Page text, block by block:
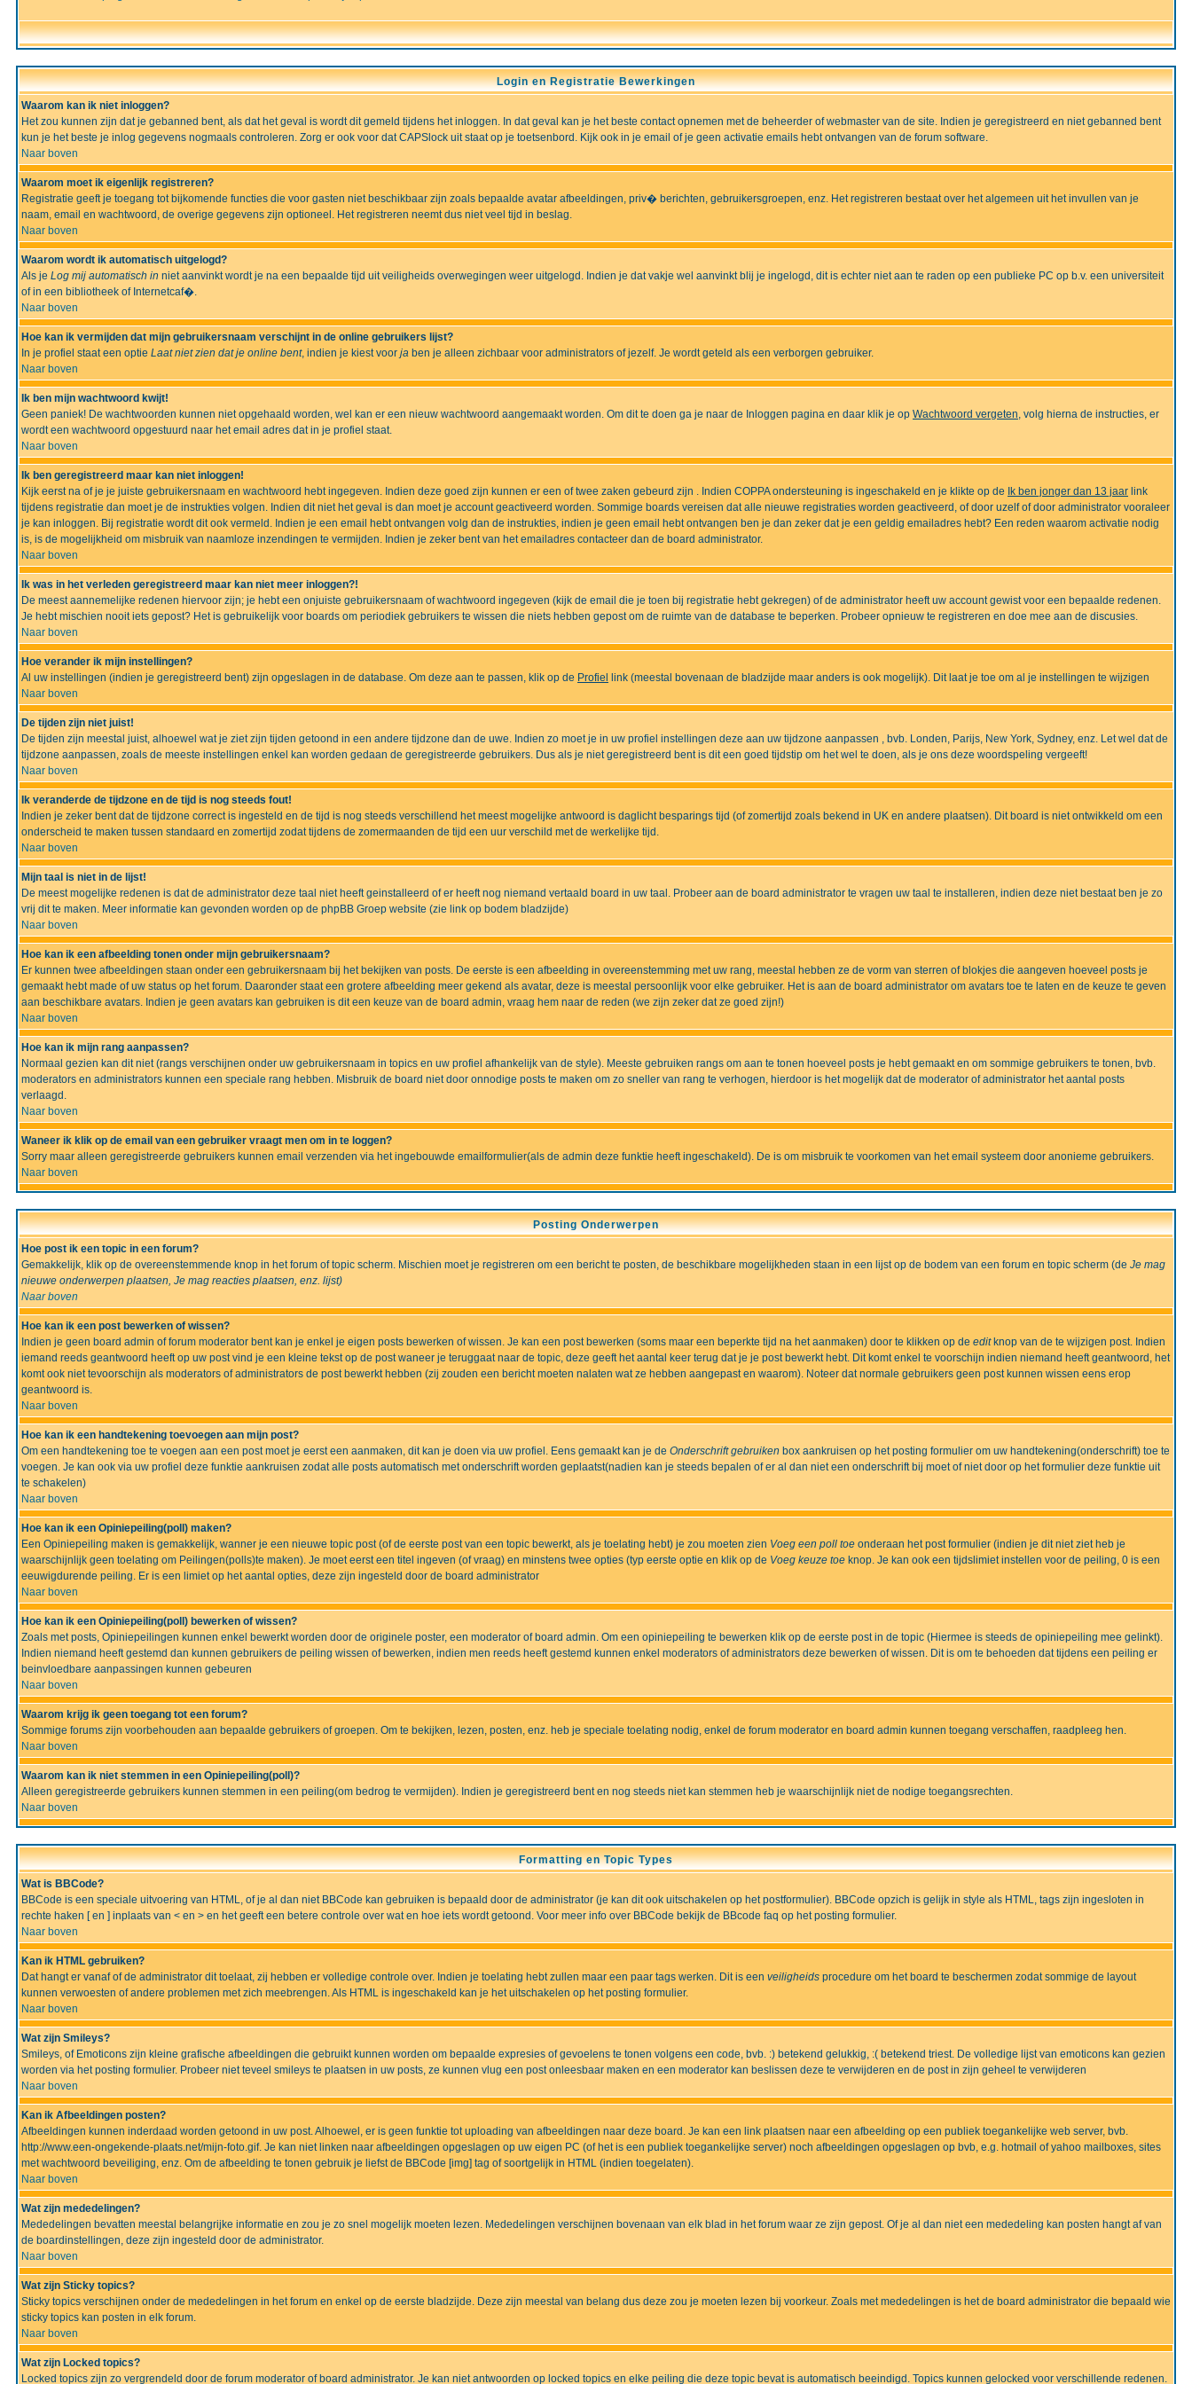
Login en Registratie Bewerkingen
Waarom kan ik niet inloggen?
Het zou kunnen zijn dat je gebanned bent, als dat het geval is wordt dit gemeld tijdens het inloggen. In dat geval kan je het beste contact opnemen met de beheerder of webmaster van de site. Indien je geregistreerd en niet gebanned bent
kun je het beste je inlog gegevens nogmaals controleren. Zorg er ook voor dat CAPSlock uit staat op je toetsenbord. Kijk ook in je email of je geen activatie emails hebt ontvangen van de forum software.
Naar boven
Waarom moet ik eigenlijk registreren?
Registratie geeft je toegang tot bijkomende functies die voor gasten niet beschikbaar zijn zoals bepaalde avatar afbeeldingen, priv� berichten, gebruikersgroepen, enz. Het registreren bestaat over het algemeen uit het invullen van je
naam, email en wachtwoord, de overige gegevens zijn optioneel. Het registreren neemt dus niet veel tijd in beslag.
Naar boven
Waarom wordt ik automatisch uitgelogd?
Als je Log mij automatisch in niet aanvinkt wordt je na een bepaalde tijd uit veiligheids overwegingen weer uitgelogd. Indien je dat vakje wel aanvinkt blij je ingelogd, dit is echter niet aan te raden op een publieke PC op b.v. een universiteit
of in een bibliotheek of Internetcaf�.
Naar boven
Hoe kan ik vermijden dat mijn gebruikersnaam verschijnt in de online gebruikers lijst?
In je profiel staat een optie Laat niet zien dat je online bent, indien je kiest voor ja ben je alleen zichbaar voor administrators of jezelf. Je wordt geteld als een verborgen gebruiker.
Naar boven
Ik ben mijn wachtwoord kwijt!
Geen paniek! De wachtwoorden kunnen niet opgehaald worden, wel kan er een nieuw wachtwoord aangemaakt worden. Om dit te doen ga je naar de Inloggen pagina en daar klik je op Wachtwoord vergeten, volg hierna de instructies, er
wordt een wachtwoord opgestuurd naar het email adres dat in je profiel staat.
Naar boven
Ik ben geregistreerd maar kan niet inloggen!
Kijk eerst na of je je juiste gebruikersnaam en wachtwoord hebt ingegeven. Indien deze goed zijn kunnen er een of twee zaken gebeurd zijn . Indien COPPA ondersteuning is ingeschakeld en je klikte op de Ik ben jonger dan 13 jaar link
tijdens registratie dan moet je de instrukties volgen. Indien dit niet het geval is dan moet je account geactiveerd worden. Sommige boards vereisen dat alle nieuwe registraties worden geactiveerd, of door uzelf of door administrator vooraleer
je kan inloggen. Bij registratie wordt dit ook vermeld. Indien je een email hebt ontvangen volg dan de instrukties, indien je geen email hebt ontvangen ben je dan zeker dat je een geldig emailadres hebt? Een reden waarom activatie nodig
is, is de mogelijkheid om misbruik van naamloze inzendingen te vermijden. Indien je zeker bent van het emailadres contacteer dan de board administrator.
Naar boven
Ik was in het verleden geregistreerd maar kan niet meer inloggen?!
De meest aannemelijke redenen hiervoor zijn; je hebt een onjuiste gebruikersnaam of wachtwoord ingegeven (kijk de email die je toen bij registratie hebt gekregen) of de administrator heeft uw account gewist voor een bepaalde redenen.
Je hebt mischien nooit iets gepost? Het is gebruikelijk voor boards om periodiek gebruikers te wissen die niets hebben gepost om de ruimte van de database te beperken. Probeer opnieuw te registreren en doe mee aan de discusies.
Naar boven
Hoe verander ik mijn instellingen?
Al uw instellingen (indien je geregistreerd bent) zijn opgeslagen in de database. Om deze aan te passen, klik op de Profiel
link (meestal bovenaan de bladzijde maar anders is ook mogelijk). Dit laat je toe om al je instellingen te wijzigen
Naar boven
De tijden zijn niet juist!
De tijden zijn meestal juist, alhoewel wat je ziet zijn tijden getoond in een andere tijdzone dan de uwe. Indien zo moet je in uw profiel instellingen deze aan uw tijdzone aanpassen , bvb. Londen, Parijs, New York, Sydney, enz. Let wel dat de
tijdzone aanpassen, zoals de meeste instellingen enkel kan worden gedaan de geregistreerde gebruikers. Dus als je niet geregistreerd bent is dit een goed tijdstip om het wel te doen, als je ons deze woordspeling vergeeft!
Naar boven
Ik veranderde de tijdzone en de tijd is nog steeds fout!
Indien je zeker bent dat de tijdzone correct is ingesteld en de tijd is nog steeds verschillend het meest mogelijke antwoord is daglicht besparings tijd (of zomertijd zoals bekend in UK en andere plaatsen). Dit board is niet ontwikkeld om een
onderscheid te maken tussen standaard en zomertijd zodat tijdens de zomermaanden de tijd een uur verschild met de werkelijke tijd.
Naar boven
Mijn taal is niet in de lijst!
De meest mogelijke redenen is dat de administrator deze taal niet heeft geinstalleerd of er heeft nog niemand vertaald board in uw taal. Probeer aan de board administrator te vragen uw taal te installeren, indien deze niet bestaat ben je zo
vrij dit te maken. Meer informatie kan gevonden worden op de phpBB Groep website (zie link op bodem bladzijde)
Naar boven
Hoe kan ik een afbeelding tonen onder mijn gebruikersnaam?
Er kunnen twee afbeeldingen staan onder een gebruikersnaam bij het bekijken van posts. De eerste is een afbeelding in overeenstemming met uw rang, meestal hebben ze de vorm van sterren of blokjes die aangeven hoeveel posts je
gemaakt hebt made of uw status op het forum. Daaronder staat een grotere afbeelding meer gekend als avatar, deze is meestal persoonlijk voor elke gebruiker. Het is aan de board administrator om avatars toe te laten en de keuze te geven
aan beschikbare avatars. Indien je geen avatars kan gebruiken is dit een keuze van de board admin, vraag hem naar de reden (we zijn zeker dat ze goed zijn!)
Naar boven
Hoe kan ik mijn rang aanpassen?
Normaal gezien kan dit niet (rangs verschijnen onder uw gebruikersnaam in topics en uw profiel afhankelijk van de style). Meeste gebruiken rangs om aan te tonen hoeveel posts je hebt gemaakt en om sommige gebruikers te tonen, bvb.
moderators en administrators kunnen een speciale rang hebben. Misbruik de board niet door onnodige posts te maken om zo sneller van rang te verhogen, hierdoor is het mogelijk dat de moderator of administrator het aantal posts
verlaagd.
Naar boven
Waneer ik klik op de email van een gebruiker vraagt men om in te loggen?
Sorry maar alleen geregistreerde gebruikers kunnen email verzenden via het ingebouwde emailformulier(als de admin deze funktie heeft ingeschakeld). De is om misbruik te voorkomen van het email systeem door anonieme gebruikers.
Naar boven
Posting Onderwerpen
Hoe post ik een topic in een forum?
Gemakkelijk, klik op de overeenstemmende knop in het forum of topic scherm. Mischien moet je registreren om een bericht te posten, de beschikbare mogelijkheden staan in een lijst op de bodem van een forum en topic scherm (de Je mag
nieuwe onderwerpen plaatsen, Je mag reacties plaatsen, enz. lijst)
Naar boven
Hoe kan ik een post bewerken of wissen?
Indien je geen board admin of forum moderator bent kan je enkel je eigen posts bewerken of wissen. Je kan een post bewerken (soms maar een beperkte tijd na het aanmaken) door te klikken op de editknop van de te wijzigen post. Indien
iemand reeds geantwoord heeft op uw post vind je een kleine tekst op de post waneer je teruggaat naar de topic, deze geeft het aantal keer terug dat je je post bewerkt hebt. Dit komt enkel te voorschijn indien niemand heeft geantwoord, het
komt ook niet tevoorschijn als moderators of administrators de post bewerkt hebben (zij zouden een bericht moeten nalaten wat ze hebben aangepast en waarom). Noteer dat normale gebruikers geen post kunnen wissen eens erop
geantwoord is.
Naar boven
Hoe kan ik een handtekening toevoegen aan mijn post?
Om een handtekening toe te voegen aan een post moet je eerst een aanmaken, dit kan je doen via uw profiel. Eens gemaakt kan je de Onderschrift gebruiken box aankruisen op het posting formulier om uw handtekening(onderschrift) toe te
voegen. Je kan ook via uw profiel deze funktie aankruisen zodat alle posts automatisch met onderschrift worden geplaatst(nadien kan je steeds bepalen of er al dan niet een onderschrift bij moet of niet door op het formulier deze funktie uit
te schakelen)
Naar boven
Hoe kan ik een Opiniepeiling(poll) maken?
Een Opiniepeiling maken is gemakkelijk, wanner je een nieuwe topic post (of de eerste post van een topic bewerkt, als je toelating hebt) je zou moeten zien Voeg een poll toe onderaan het post formulier (indien je dit niet ziet heb je
waarschijnlijk geen toelating om Peilingen(polls)te maken). Je moet eerst een titel ingeven (of vraag) en minstens twee opties (typ eerste optie en klik op de Voeg keuze toe knop. Je kan ook een tijdslimiet instellen voor de peiling, 0 is een
eeuwigdurende peiling. Er is een limiet op het aantal opties, deze zijn ingesteld door de board administrator
Naar boven
Hoe kan ik een Opiniepeiling(poll) bewerken of wissen?
Zoals met posts, Opiniepeilingen kunnen enkel bewerkt worden door de originele poster, een moderator of board admin. Om een opiniepeiling te bewerken klik op de eerste post in de topic (Hiermee is steeds de opiniepeiling mee gelinkt).
Indien niemand heeft gestemd dan kunnen gebruikers de peiling wissen of bewerken, indien men reeds heeft gestemd kunnen enkel moderators of administrators deze bewerken of wissen. Dit is om te behoeden dat tijdens een peiling er
beinvloedbare aanpassingen kunnen gebeuren
Naar boven
Waarom krijg ik geen toegang tot een forum?
Sommige forums zijn voorbehouden aan bepaalde gebruikers of groepen. Om te bekijken, lezen, posten, enz. heb je speciale toelating nodig, enkel de forum moderator en board admin kunnen toegang verschaffen, raadpleeg hen.
Naar boven
Waarom kan ik niet stemmen in een Opiniepeiling(poll)?
Alleen geregistreerde gebruikers kunnen stemmen in een peiling(om bedrog te vermijden). Indien je geregistreerd bent en nog steeds niet kan stemmen heb je waarschijnlijk niet de nodige toegangsrechten.
Naar boven
Formatting en Topic Types
Wat is BBCode?
BBCode is een speciale uitvoering van HTML, of je al dan niet BBCode kan gebruiken is bepaald door de administrator (je kan dit ook uitschakelen op het postformulier). BBCode opzich is gelijk in style als HTML, tags zijn ingesloten in
rechte haken [ en ] inplaats van < en > en het geeft een betere controle over wat en hoe iets wordt getoond. Voor meer info over BBCode bekijk de BBcode faq op het posting formulier.
Naar boven
Kan ik HTML gebruiken?
Dat hangt er vanaf of de administrator dit toelaat, zij hebben er volledige controle over. Indien je toelating hebt zullen maar een paar tags werken. Dit is een veiligheids procedure om het board te beschermen zodat sommige de layout
kunnen verwoesten of andere problemen met zich meebrengen. Als HTML is ingeschakeld kan je het uitschakelen op het posting formulier.
Naar boven
Wat zijn Smileys?
Smileys, of Emoticons zijn kleine grafische afbeeldingen die gebruikt kunnen worden om bepaalde expresies of gevoelens te tonen volgens een code, bvb. :) betekend gelukkig, :( betekend triest. De volledige lijst van emoticons kan gezien
worden via het posting formulier. Probeer niet teveel smileys te plaatsen in uw posts, ze kunnen vlug een post onleesbaar maken en een moderator kan beslissen deze te verwijderen en de post in zijn geheel te verwijderen
Naar boven
Kan ik Afbeeldingen posten?
Afbeeldingen kunnen inderdaad worden getoond in uw post. Alhoewel, er is geen funktie tot uploading van afbeeldingen naar deze board. Je kan een link plaatsen naar een afbeelding op een publiek toegankelijke web server, bvb.
http://www.een-ongekende-plaats.net/mijn-foto.gif. Je kan niet linken naar afbeeldingen opgeslagen op uw eigen PC (of het is een publiek toegankelijke server) noch afbeeldingen opgeslagen op bvb, e.g. hotmail of yahoo mailboxes, sites
met wachtwoord beveiliging, enz. Om de afbeelding te tonen gebruik je liefst de BBCode [img] tag of soortgelijk in HTML (indien toegelaten).
Naar boven
Wat zijn mededelingen?
Mededelingen bevatten meestal belangrijke informatie en zou je zo snel mogelijk moeten lezen. Mededelingen verschijnen bovenaan van elk blad in het forum waar ze zijn gepost. Of je al dan niet een mededeling kan posten hangt af van
de boardinstellingen, deze zijn ingesteld door de administrator.
Naar boven
Wat zijn Sticky topics?
Sticky topics verschijnen onder de mededelingen in het forum en enkel op de eerste bladzijde. Deze zijn meestal van belang dus deze zou je moeten lezen bij voorkeur. Zoals met mededelingen is het de board administrator die bepaald wie
sticky topics kan posten in elk forum.
Naar boven
Wat zijn Locked topics?
Locked topics zijn zo vergrendeld door de forum moderator of board administrator. Je kan niet antwoorden op locked topics en elke peiling die deze topic bevat is automatisch beeindigd. Topics kunnen gelocked voor verschillende redenen.